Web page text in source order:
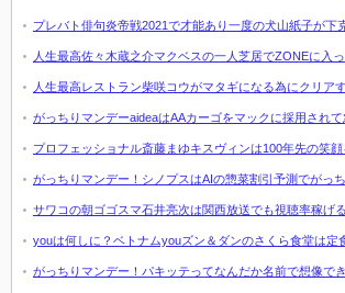
プレバト俳句炎帝戦2021で才能あり一度の犬山紙子が下
人生最高佐々木蔵之介マクベスの一人芝居でZONEに入っ
人生最高レストラン柴咲コウがマタギになる為にクリア
がっちりマンデーaideaはAAカーゴをマックに採用され
プロフェッショナル斎藤まゆキスヴィンは100年先の笑顔
がっちりマンデー！シノプスはAIの惣菜割引予測でがっ
サワコの朝ゴゴスマ石井亮次は関西放送でも視聴率稼げ
youは何しに？ベトナムyouズン＆ダンのさくら食堂は定
がっちりマンデー！パキッテってなんだか名前で想像で